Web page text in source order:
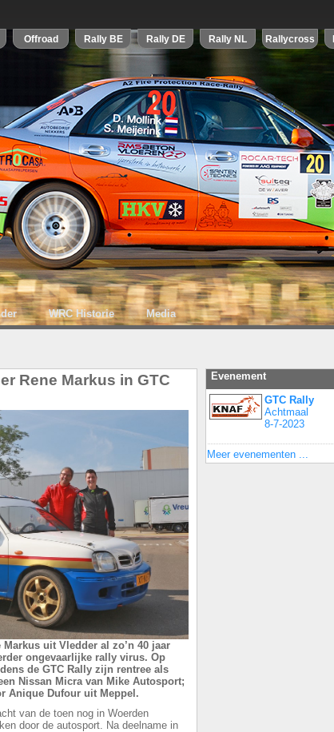
WRC Historie Media
Rene Markus in GTC
uit Vledder al zo’n 40 jaar
ongevaarlijke rally virus. Op
de GTC Rally zijn rentree als
Nissan Micra van Mike Autosport;
Anique Dufour uit Meppel.
van de toen nog in Woerden
door de autosport. Na deelname in
Evenement
GTC Rally
Achtmaal
8-7-2023
Meer evenementen ...